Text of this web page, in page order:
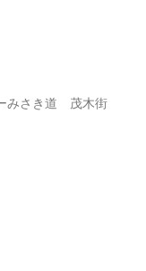
みさき道 茂木街